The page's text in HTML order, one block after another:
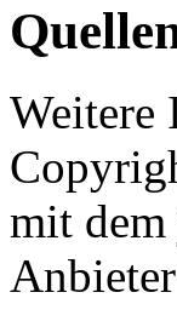
Weitere
mit